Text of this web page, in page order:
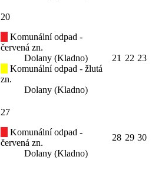
20
Komunální odpad -
červená zn.
Dolany (Kladno)
Komunální odpad - žlutá
zn.
Dolany (Kladno)
21 22 23
27
Komunální odpad -
červená zn.
Dolany (Kladno)
28 29 30